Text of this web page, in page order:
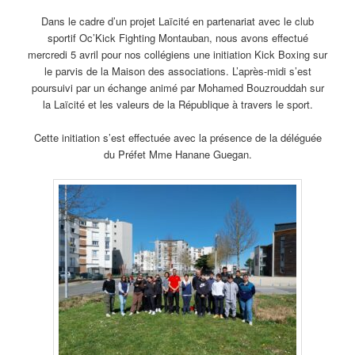
Dans le cadre d’un projet Laïcité en partenariat avec le club
sportif Oc’Kick Fighting Montauban, nous avons effectué
mercredi 5 avril pour nos collégiens une initiation Kick Boxing sur
le parvis de la Maison des associations. L’après-midi s’est
poursuivi par un échange animé par Mohamed Bouzrouddah sur
la Laïcité et les valeurs de la République à travers le sport.
Cette initiation s’est effectuée avec la présence de la déléguée
du Préfet Mme Hanane Guegan.